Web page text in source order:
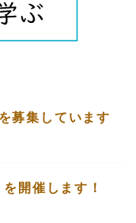
募集しています
開催します！